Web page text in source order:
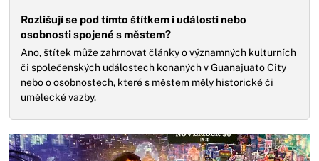
Rozlišují se pod tímto štítkem i události nebo
osobnosti spojené s městem?
Ano, štítek může zahrnovat články o významných kulturních
či společenských událostech konaných v Guanajuato City
nebo o osobnostech, které s městem měly historické či
umělecké vazby.